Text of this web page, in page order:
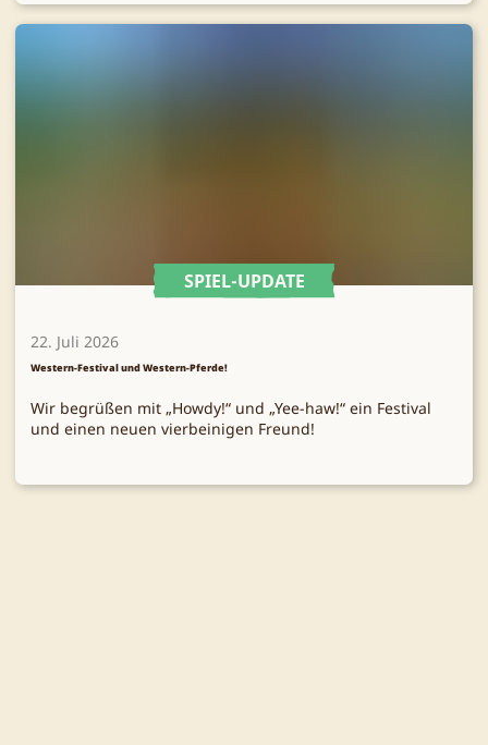
SPIEL-UPDATE
22. Juli 2026
Western-Festival und Western-Pferde!
Wir begrüßen mit „Howdy!“ und „Yee-haw!“ ein Festival
und einen neuen vierbeinigen Freund!